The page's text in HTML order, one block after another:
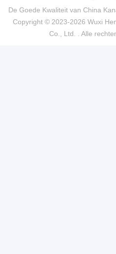
De Goede Kwaliteit van China
Copyright © 2023-2026 Wuxi
Co., Ltd. . Alle